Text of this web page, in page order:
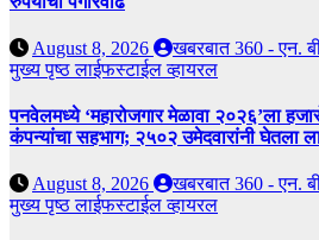
August 8, 2026
खबरबात 360 - एन.
मुख्य पृष्ठलाईफस्टाईलव्हायरल
पनवेलमध्ये ‘महारोजगार मेळावा २०२६’ला
कंपन्यांचा सहभाग; २५०२ उमेदवारांनी घेतला
August 8, 2026
खबरबात 360 - एन.
मुख्य पृष्ठलाईफस्टाईलव्हायरल